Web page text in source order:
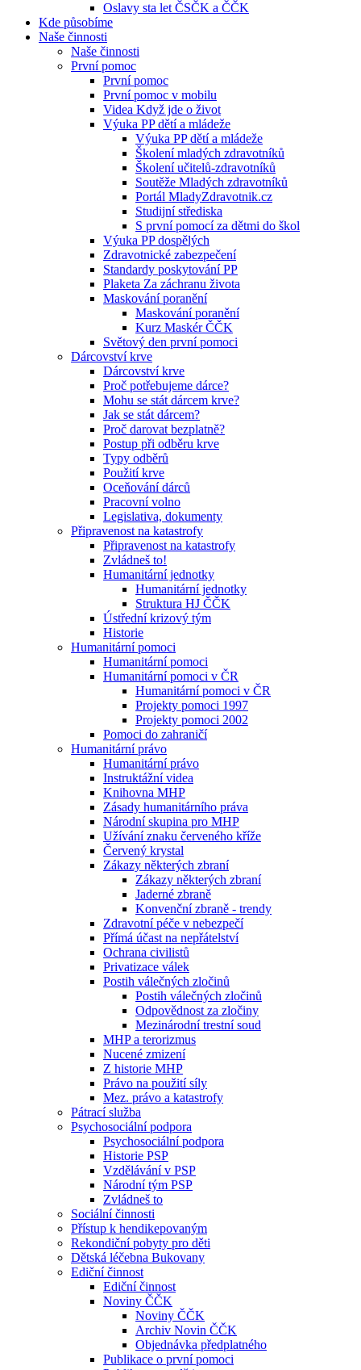
Oslavy sta let ČSČK a ČČK
Kde působíme
Naše činnosti
Naše činnosti
První pomoc
První pomoc
První pomoc v mobilu
Videa Když jde o život
Výuka PP dětí a mládeže
Výuka PP dětí a mládeže
Školení mladých zdravotníků
Školení učitelů-zdravotníků
Soutěže Mladých zdravotníků
Portál MladyZdravotnik.cz
Studijní střediska
S první pomocí za dětmi do škol
Výuka PP dospělých
Zdravotnické zabezpečení
Standardy poskytování PP
Plaketa Za záchranu života
Maskování poranění
Maskování poranění
Kurz Maskér ČČK
Světový den první pomoci
Dárcovství krve
Dárcovství krve
Proč potřebujeme dárce?
Mohu se stát dárcem krve?
Jak se stát dárcem?
Proč darovat bezplatně?
Postup při odběru krve
Typy odběrů
Použití krve
Oceňování dárců
Pracovní volno
Legislativa, dokumenty
Připravenost na katastrofy
Připravenost na katastrofy
Zvládneš to!
Humanitární jednotky
Humanitární jednotky
Struktura HJ ČČK
Ústřední krizový tým
Historie
Humanitární pomoci
Humanitární pomoci
Humanitární pomoci v ČR
Humanitární pomoci v ČR
Projekty pomoci 1997
Projekty pomoci 2002
Pomoci do zahraničí
Humanitární právo
Humanitární právo
Instruktážní videa
Knihovna MHP
Zásady humanitárního práva
Národní skupina pro MHP
Užívání znaku červeného kříže
Červený krystal
Zákazy některých zbraní
Zákazy některých zbraní
Jaderné zbraně
Konvenční zbraně - trendy
Zdravotní péče v nebezpečí
Přímá účast na nepřátelství
Ochrana civilistů
Privatizace válek
Postih válečných zločinů
Postih válečných zločinů
Odpovědnost za zločiny
Mezinárodní trestní soud
MHP a terorizmus
Nucené zmizení
Z historie MHP
Právo na použití síly
Mez. právo a katastrofy
Pátrací služba
Psychosociální podpora
Psychosociální podpora
Historie PSP
Vzdělávání v PSP
Národní tým PSP
Zvládneš to
Sociální činnosti
Přístup k hendikepovaným
Rekondiční pobyty pro děti
Dětská léčebna Bukovany
Ediční činnost
Ediční činnost
Noviny ČČK
Noviny ČČK
Archiv Novin ČČK
Objednávka předplatného
Publikace o první pomoci